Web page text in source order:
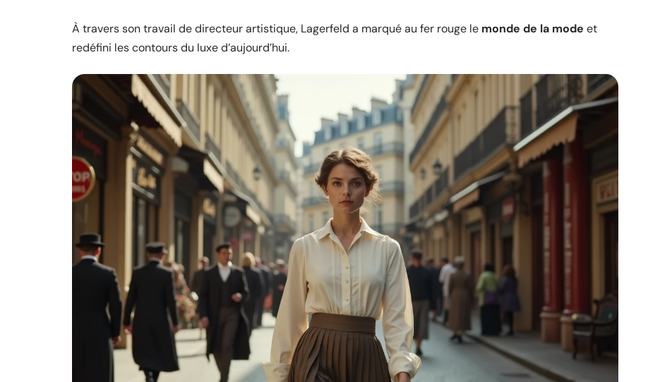
À travers son travail de directeur artistique, Lagerfeld a marqué au fer rouge le monde de la mode et
redéfini les contours du luxe d’aujourd’hui.